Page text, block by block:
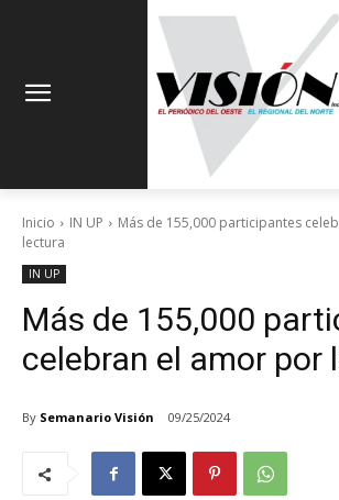
Inicio IN UP
Más de 155,000 participantes
lectura
IN UP
Más de 155,000
celebran el amor por
By Semanario Visión 09/25/2024